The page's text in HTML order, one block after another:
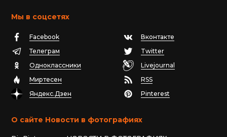
Мы в соцсетях
Facebook
Вконтакте
Телеграм
Twitter
Одноклассники
Livejournal
Миртесен
RSS
Яндекс.Дзен
Pinterest
О сайте Новости в фотографиях